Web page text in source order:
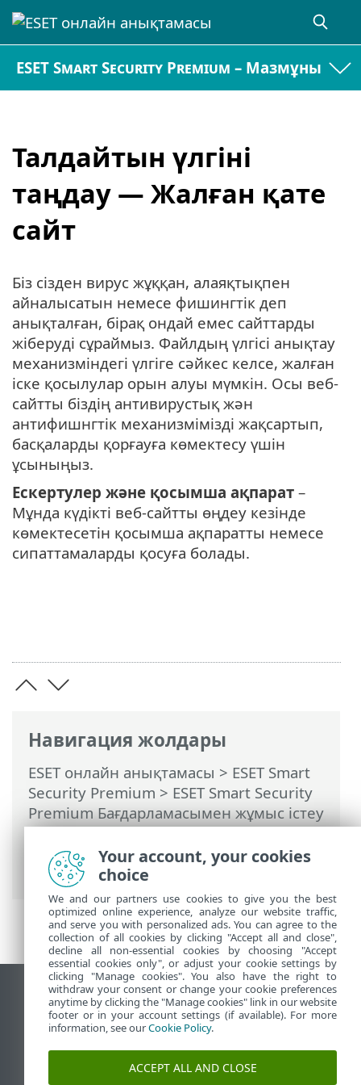
ESET Smart Security Premium – Мазмұны
Талдайтын үлгіні
таңдау — Жалған қате
сайт
Навигация жолдары
ESET онлайн анықтамасы > ESET Smart
Security Premium > ESET Smart Security
Premium Бағдарламасымен жұмыс істеу
>Құралдар>Талдайтын үлгіні таңдау>
Талдайтын үлгіні таңдау — Жалған қате
сайт
Біз сізден вирус жұққан, алаяқтықпен
айналысатын немесе фишингтік деп
анықталған, бірақ ондай емес сайттарды
жіберуді сұраймыз. Файлдың үлгісі анықтау
механизміндегі үлгіге сәйкес келсе, жалған
іске қосылулар орын алуы мүмкін. Осы веб-
сайтты біздің антивирустық жән
антифишнгтік механизмімізді жақсартып,
басқаларды қорғауға көмектесу үшін
ұсыныңыз.
Ескертулер және қосымша ақпарат –
Мұнда күдікті веб-сайтты өңдеу кезінде
көмектесетін қосымша ақпаратты немесе
сипаттамаларды қосуға болады.
Жұмыс үстеліндегі сайтты қарау
End of Life
ESET білім қоры
ESET форумы
ESET Status Portal
Your account, your cookies
choice
We and our partners use cookies to give you the best
optimized online experience, analyze our website traffic,
and serve you with personalized ads. You can agree to the
collection of all cookies by clicking "Accept all and close",
decline all non-essential cookies by choosing "Accept
essential cookies only", or adjust your cookie settings by
clicking "Manage cookies". You also have the right to
withdraw your consent or change your cookie preferences
anytime by clicking the "Manage cookies" link in our website
footer or in your account settings (if available). For more
information, see ourCookie Policy.
ACCEPT ALL AND CLOSE